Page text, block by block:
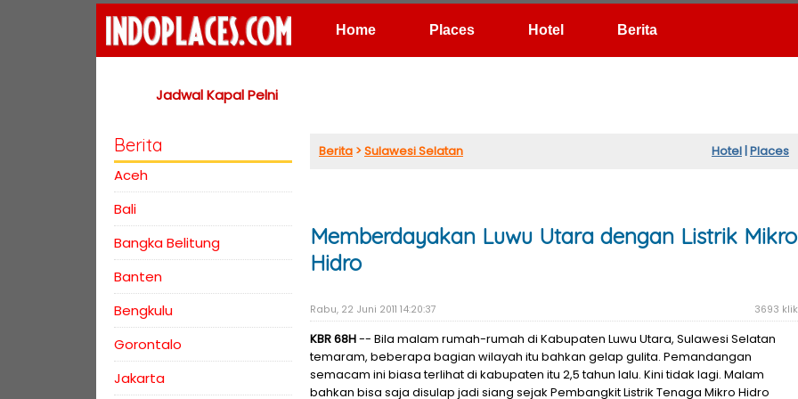
Home Places Hotel Berita
Jadwal Kapal Pelni
Berita
Aceh
Bali
Bangka Belitung
Banten
Bengkulu
Gorontalo
Jakarta
Berita >Sulawesi Selatan Hotel|Places
Memberdayakan Luwu Utara dengan Listrik Mikro
Hidro
Rabu, 22 Juni 2011 14:20:37 3693 klik
KBR 68H-- Bila malam rumah-rumah di Kabupaten Luwu Utara, Sulawesi Selatan
temaram, beberapa bagian wilayah itu bahkan gelap gulita. Pemandangan
semacam ini biasa terlihat di kabupaten itu 2,5 tahun lalu. Kini tidak lagi. Malam
bahkan bisa saja disulap jadi siang sejak Pembangkit Listrik Tenaga Mikro Hidro